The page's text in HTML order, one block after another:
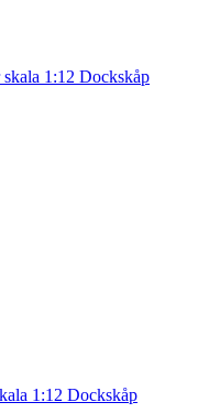
1:12 Dockskåp
1:12 Dockskåp